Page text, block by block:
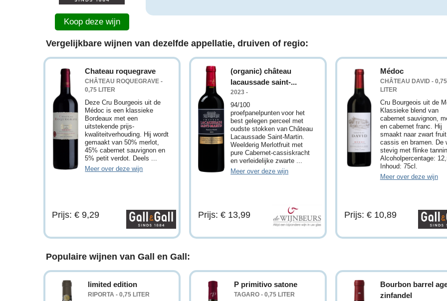
Koop deze wijn
Vergelijkbare wijnen van dezelfde appellatie, druiven of regio:
Chateau roquegrave
CHÂTEAU ROQUEGRAVE -
0,75 LITER
Deze Cru Bourgeois uit de
Médoc is een klassieke
Bordeaux met een
uitstekende prijs-
kwaliteitverhouding. Hij wordt
gemaakt van 50% merlot,
45% cabernet sauvignon en
5% petit verdot. Deels ...
Meer over deze wijn
Prijs: € 9,29
(organic) château
lacaussade saint-...
2023 -
94/100
proefpanelpunten voor het
best gelegen perceel met
oudste stokken van Château
Lacaussade Saint-Martin.
Weelderig Merlotfruit met
pure Cabernet-cassiskracht
en verleidelijke zwarte ...
Meer over deze wijn
Prijs: € 13,99
Médoc
CHÂTEAU DAVID - 0,75
LITER
Cru Bourgeois uit de
Klassieke blend van
cabernet sauvignon,
en cabernet franc. Hij
smaakt naar zwart
cassis en bramen. De
stevig met flinke
Alcoholpercentage:
Inhoud: 75cl.
Meer over deze wijn
Prijs: € 10,89
Populaire wijnen van Gall en Gall:
limited edition
RIPORTA - 0,75 LITER
P primitivo satone
TAGARO - 0,75 LITER
Bourbon barrel
zinfandel